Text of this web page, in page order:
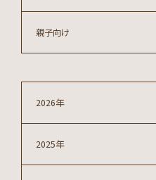
親子向け
2026年
2025年